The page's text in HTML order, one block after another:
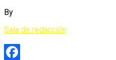
By
Sala de redacción